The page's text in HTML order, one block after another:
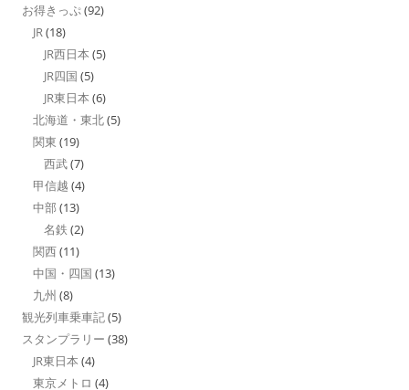
お得きっぷ(92)
JR(18)
JR西日本 (5)
JR四国 (5)
JR東日本 (6)
北海道・東北(5)
関東 (19)
西武(7)
甲信越 (4)
中部 (13)
名鉄 (2)
関西(11)
中国・四国 (13)
九州 (8)
観光列車乗車記(5)
スタンプラリー (38)
JR東日本 (4)
東京メトロ (4)